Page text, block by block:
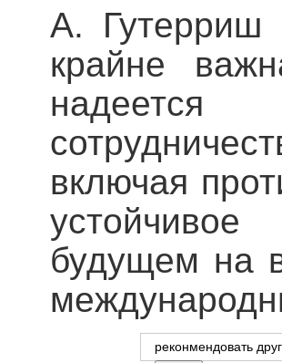
А. Гутерриш
крайне
надеется
включая
будущем на
реконмендовать